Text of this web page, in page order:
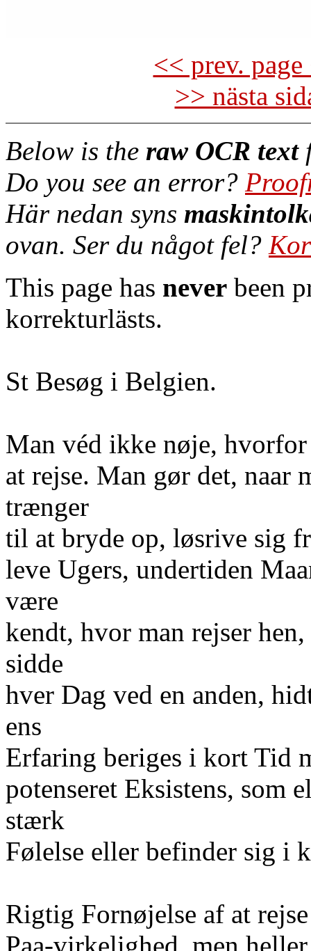
<< prev.
>> nästa
Below is the raw OCR text
Do you see an error?
Här nedan syns
ovan. Ser du något fel?
This page has never been
korrekturlästs.
St Besøg i Belgien.
Man véd ikke nøje,
at rejse. Man gør det, naar
trænger
til at bryde op, løsrive sig
leve Ugers, undertiden
være
kendt, hvor man rejser
sidde
hver Dag ved en anden,
ens
Erfaring beriges i kort Tid
potenseret Eksistens, som
stærk
Følelse eller befinder sig i
Rigtig Fornøjelse af at